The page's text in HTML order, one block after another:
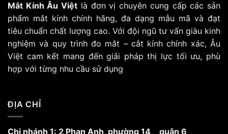
thể.
Các
tùy
chọn
có
thể
được
trang
sản
Mắt Kính Âu Việt là đơn vị chuyên cung cấp các sản
phẩm mắt kính chính hãng, đa dạng mẫu mã và đạt
tiêu chuẩn chất lượng cao. Với đội ngũ tư vấn giàu kinh
nghiệm và quy trình đo mắt – cắt kính chính xác, Âu
Việt cam kết mang đến giải pháp thị lực tối ưu, phù
hợp với từng nhu cầu sử dụng
ĐỊA CHỈ
Chi nhánh 1: 2 Phan Anh, phường 14, quận 6